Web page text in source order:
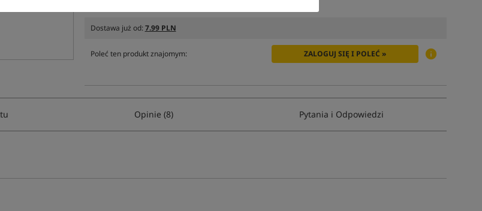
Dostawa już od:7.99 PLN
Poleć ten produkt znajomym: ZALOGUJ SIĘ I POLEĆ »
Opinie (8) Pytania i Odpowiedzi